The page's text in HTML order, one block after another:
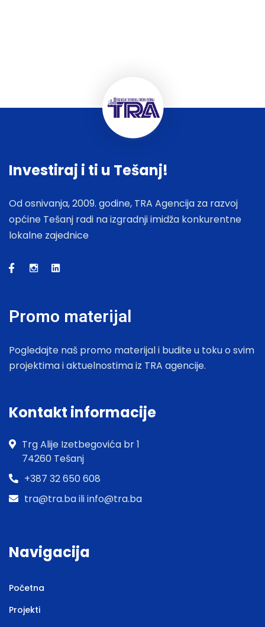
Investiraj i ti u Tešanj!
Od osnivanja, 2009. godine, TRA Agencija za razvoj
općine Tešanj radi na izgradnji imidža konkurentne
lokalne zajednice
Promo materijal
Pogledajte naš promo materijal i budite u toku o svim
projektima i aktuelnostima iz TRA agencije.
Kontakt informacije
Trg Alije Izetbegovića br 1
74260 Tešanj
+387 32 650 608
tra@tra.ba ili info@tra.ba
Navigacija
Početna
Projekti